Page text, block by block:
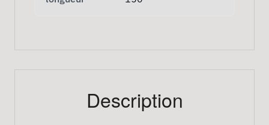
Description